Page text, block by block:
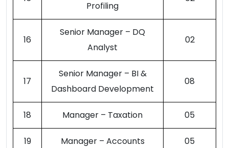
Profiling
16
Senior Manager – DQ
Analyst
02
17
Senior Manager – BI &
Dashboard Development
08
18 Manager – Taxation 05
19 Manager – Accounts 05